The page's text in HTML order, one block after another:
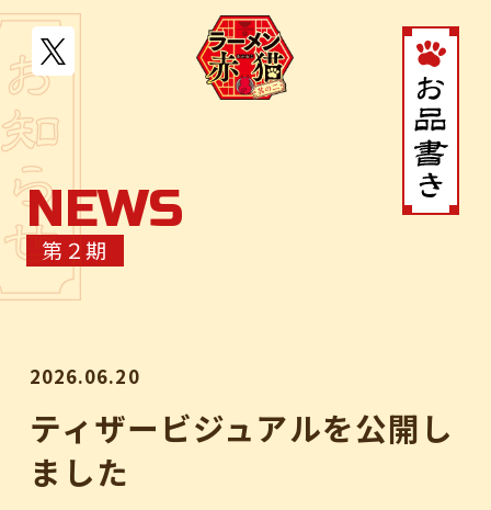
JP EN
MOVIE
NEWS
STORY
CHARACTER
NEWS
第２期
2026.06.20
ティザービジュアルを公開し
ました